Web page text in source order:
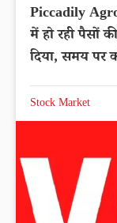
Piccadily
में हो रही पैसों
दिया, समय पर
Stock Market